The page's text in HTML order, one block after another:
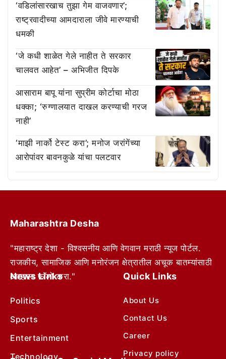
‘वडिलांसारखाच तुझा गेम वाजवणार’;
राष्ट्रवादीच्या आमदाराला जीवे मारण्याची
धमकी
‘जे कधी शाळेत गेले नाहीत ते सरकार
चालवत आहेत’ – अभिजीत दिपके
आसाराम बापू यांना सुप्रीम कोर्टाचा मोठा
धक्का; ‘रुग्णालयात दाखल करण्याची गरज
नाही’
‘माझी नार्को टेस्ट करा’; मनोज जरांगेंच्या
आरोपांवर बावनकुळे यांचा पलटवार
Maharashtra Desha
"महाराष्ट्र देशा - विश्वसनीय आणि वेगवान मराठी न्यूज पोर्टल.
राजकीय, सामाजिक आणि मनोरंजन क्षेत्रातील अचूक बातम्यांसाठी
आम्हाला फॉलो करा."
News Links
Politics
Sports
Entertainment
Technology
Quick Links
About Us
Contact Us
Career
Privacy policy